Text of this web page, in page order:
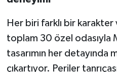
Her biri farklı bir karakter
toplam 30 özel odasıyla
tasarımın her detayında
çıkartıyor. Periler